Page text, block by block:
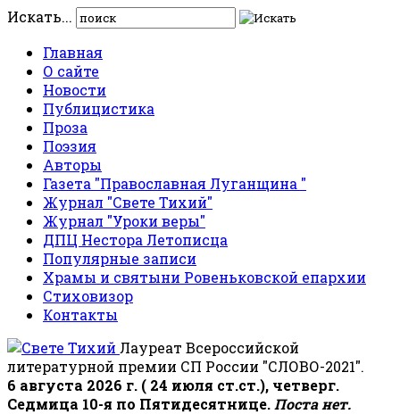
Искать...
Главная
О сайте
Новости
Публицистика
Проза
Поэзия
Авторы
Газета "Православная Луганщина "
Журнал "Свете Тихий"
Журнал "Уроки веры"
ДПЦ Нестора Летописца
Популярные записи
Храмы и святыни Ровеньковской епархии
Стиховизор
Контакты
Лауреат Всероссийской
литературной премии СП России "СЛОВО-2021".
6 августа 2026 г. ( 24 июля ст.ст.), четверг.
Седмица 10-я по Пятидесятнице. Поста нет.